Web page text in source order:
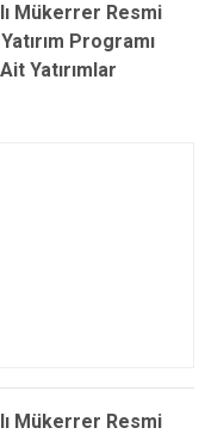
Mükerrer Resmi
Programı
Yatırımlar
Mükerrer Resmi